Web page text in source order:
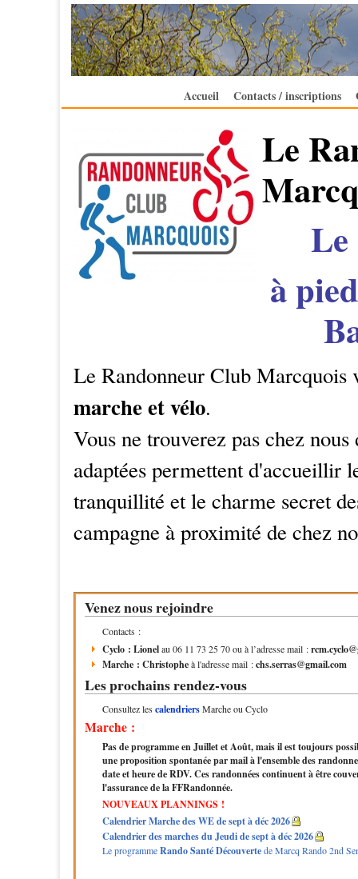
Accueil Contacts / inscriptions
Le
à
Le Randonneur Club Marcquois
marche et vélo.
Vous ne trouverez pas chez
adaptées permettent d'accueillir
tranquillité et le charme secret
campagne à proximité de chez
Venez nous rejoindre
Contacts :
Cyclo : Lionelau 06 11 73 25 70 ou à l’adresse mail :
Marche : Christopheà l'adresse mail :chs.serras@gmail.com
Les prochains rendez-vous
Consultez les calendriersMarche ou Cyclo
Marche :
Pas de programme en Juillet et Août, mais il est toujours
une proposition spontanée par mail à l'ensemble des
date et heure de RDV. Ces randonnées continuent à être
l'assurance de la FFRandonnée.
NOUVEAUX PLANNINGS !
Calendrier Marche des WE de sept à déc 2026
Calendrier des marches du Jeudi de sept à déc 2026
Le programmeRando Santé Découvertede Marcq Rando 2nd